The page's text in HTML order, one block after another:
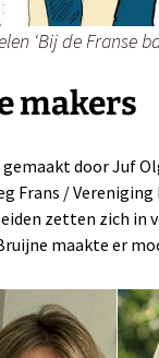
‘Bij de Franse
makers
gemaakt door Juf
Frans / Vereniging
zetten zich in
maakte er